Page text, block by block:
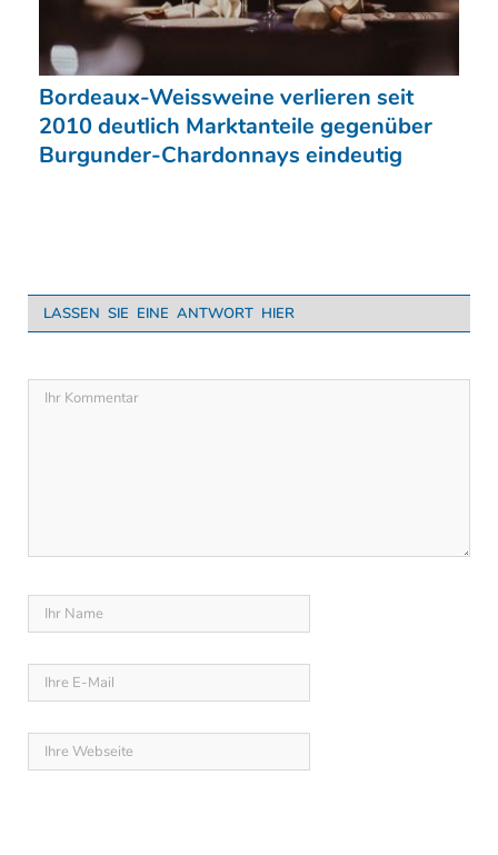
Bordeaux-Weissweine verlieren seit
2010 deutlich Marktanteile gegenüber
Burgunder-Chardonnays eindeutig
LASSEN SIE EINE ANTWORT HIER